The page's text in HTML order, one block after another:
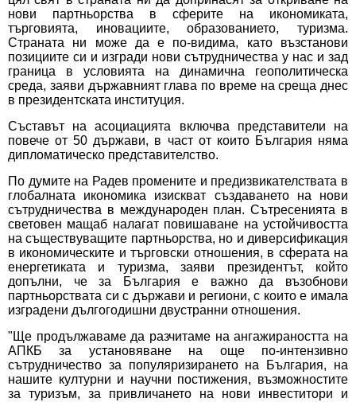
нови партньорства в сферите на икономиката,
търговията, иновациите, образованието, туризма.
Страната ни може да е по-видима, като възстанови
позициите си и изгради нови сътрудничества у нас и зад
граница в условията на динамична геополитическа
среда, заяви държавният глава по време на среща днес
в президентската институция.
Съставът на асоциацията включва представители на
повече от 50 държави, в част от които България няма
дипломатическо представителство.
По думите на Радев промените и предизвикателствата в
глобалната икономика изискват създаването на нови
сътрудничества в международен план. Сътресенията в
световен мащаб налагат повишаване на устойчивостта
на съществуващите партньорства, но и диверсификация
в икономическите и търговски отношения, в сферата на
енергетиката и туризма, заяви президентът, който
допълни, че за България е важно да възобнови
партньорствата си с държави и региони, с които е имала
изградени дългогодишни двустранни отношения.
"Ще продължаваме да разчитаме на ангажираността на
АПКБ за установяване на още по-интензивно
сътрудничество за популяризирането на България, на
нашите културни и научни постижения, възможностите
за туризъм, за привличането на нови инвеститори и